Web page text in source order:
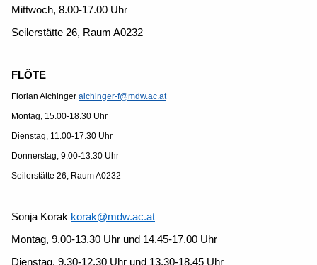
Mittwoch, 8.00-17.00 Uhr
Seilerstätte 26, Raum A0232
FLÖTE
Florian Aichinger aichinger-f@mdw.ac.at
Montag, 15.00-18.30 Uhr
Dienstag, 11.00-17.30 Uhr
Donnerstag, 9.00-13.30 Uhr
Seilerstätte 26, Raum A0232
Sonja Korak korak@mdw.ac.at
Montag, 9.00-13.30 Uhr und 14.45-17.00 Uhr
Dienstag, 9.30-12.30 Uhr und 13.30-18.45 Uhr